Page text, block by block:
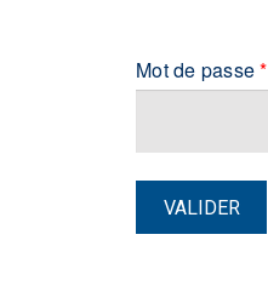
Mot de passe*
VALIDER